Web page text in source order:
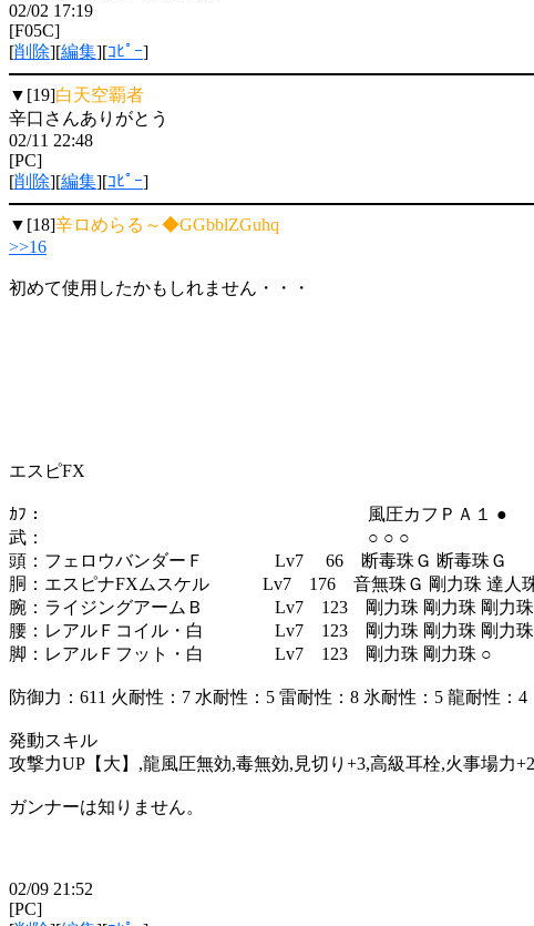
02/02 17:19
[F05C]
[削除][編集][ｺﾋﾟｰ]
▼[19]白天空覇者
辛口さんありがとう
02/11 22:48
[PC]
[削除][編集][ｺﾋﾟｰ]
▼[18]辛ロめらる～◆GGbblZGuhq
>>16
初めて使用したかもしれません・・・
エスピFX
ｶﾌ： 風圧カフＰＡ１ ●
武： ○ ○ ○
頭：フェロウバンダーＦ Lv7 66 断毒珠Ｇ 断毒珠Ｇ
胴：エスピナFXムスケル Lv7 176 音無珠Ｇ 剛力珠 達人
腕：ライジングアームＢ Lv7 123 剛力珠 剛力珠 剛力珠
腰：レアルＦコイル・白 Lv7 123 剛力珠 剛力珠 剛力珠
脚：レアルＦフット・白 Lv7 123 剛力珠 剛力珠 ○
防御力：611 火耐性：7 水耐性：5 雷耐性：8 氷耐性：5 龍耐性：4
発動スキル
攻撃力UP【大】,龍風圧無効,毒無効,見切り+3,高級耳栓,火事場力
ガンナーは知りません。
02/09 21:52
[PC]